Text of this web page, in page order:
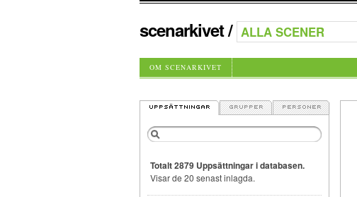
scenarkivet/
OM SCENARKIVET
Totalt 2879 Uppsättningar i databasen.
Visar de 20 senast inlagda.